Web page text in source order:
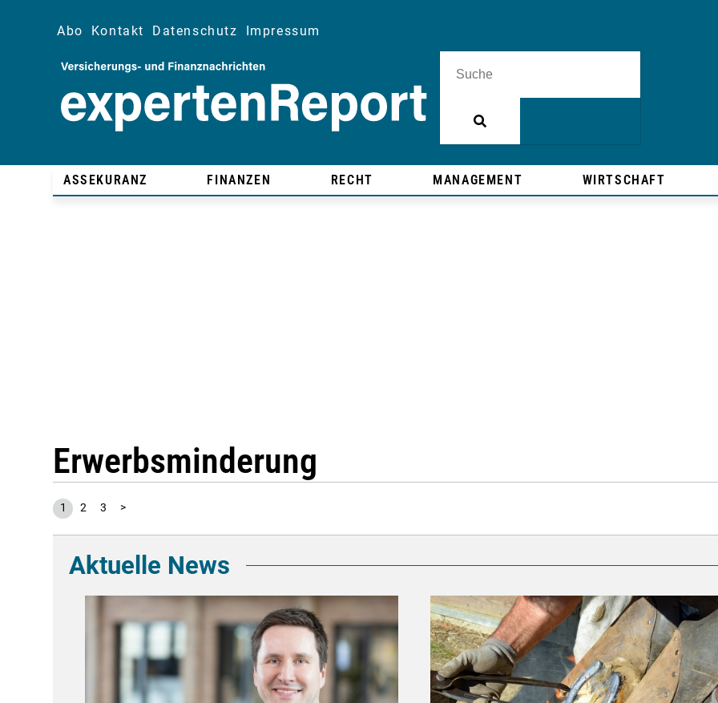
Abo Kontakt Datenschutz Impressum
ASSEKURANZ FINANZEN RECHT MANAGEMENT WIRTSCHAFT
Erwerbsminderung
1 2 3 >
Aktuelle News